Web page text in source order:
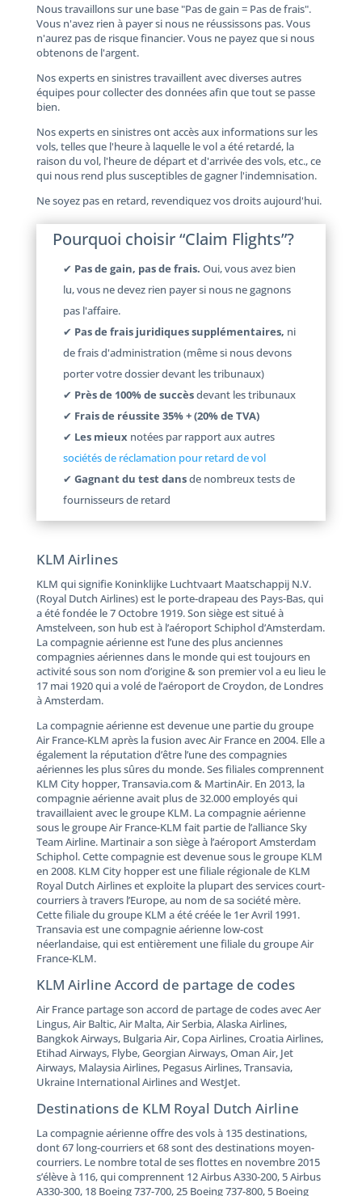
Nous travaillons sur une base "Pas de gain = Pas de frais".
Vous n'avez rien à payer si nous ne réussissons pas. Vous
n'aurez pas de risque financier. Vous ne payez que si nous
obtenons de l'argent.
Nos experts en sinistres travaillent avec diverses autres
équipes pour collecter des données afin que tout se passe
bien.
Nos experts en sinistres ont accès aux informations sur les
vols, telles que l'heure à laquelle le vol a été retardé, la
raison du vol, l'heure de départ et d'arrivée des vols, etc., ce
qui nous rend plus susceptibles de gagner l'indemnisation.
Ne soyez pas en retard, revendiquez vos droits aujourd'hui.
Pourquoi choisir “Claim Flights”?
✔ Pas de gain, pas de frais. Oui, vous avez bien
lu, vous ne devez rien payer si nous ne gagnons
pas l'affaire.
✔ Pas de frais juridiques supplémentaires, ni
de frais d'administration (même si nous devons
porter votre dossier devant les tribunaux)
✔ Près de 100% de succèsdevant les tribunaux
✔ Frais de réussite 35% + (20% de TVA)
✔ Les mieuxnotées par rapport aux autres
sociétés de réclamation pour retard de vol
✔ Gagnant du test dansde nombreux tests de
fournisseurs de retard
KLM Airlines
KLM qui signifie Koninklijke Luchtvaart Maatschappij N.V.
(Royal Dutch Airlines) est le porte-drapeau des Pays-Bas, qui
a été fondée le 7 Octobre 1919. Son siège est situé à
Amstelveen, son hub est à l’aéroport Schiphol d’Amsterdam.
La compagnie aérienne est l’une des plus anciennes
compagnies aériennes dans le monde qui est toujours en
activité sous son nom d’origine & son premier vol a eu lieu le
17 mai 1920 qui a volé de l’aéroport de Croydon, de Londres
à Amsterdam.
La compagnie aérienne est devenue une partie du groupe
Air France-KLM après la fusion avec Air France en 2004. Elle a
également la réputation d’être l’une des compagnies
aériennes les plus sûres du monde. Ses filiales comprennent
KLM City hopper, Transavia.com & MartinAir. En 2013, la
compagnie aérienne avait plus de 32.000 employés qui
travaillaient avec le groupe KLM. La compagnie aérienne
sous le groupe Air France-KLM fait partie de l’alliance Sky
Team Airline. Martinair a son siège à l’aéroport Amsterdam
Schiphol. Cette compagnie est devenue sous le groupe KLM
en 2008. KLM City hopper est une filiale régionale de KLM
Royal Dutch Airlines et exploite la plupart des services court-
courriers à travers l’Europe, au nom de sa société mère.
Cette filiale du groupe KLM a été créée le 1er Avril 1991.
Transavia est une compagnie aérienne low-cost
néerlandaise, qui est entièrement une filiale du groupe Air
France-KLM.
KLM Airline Accord de partage de codes
Air France partage son accord de partage de codes avec Aer
Lingus, Air Baltic, Air Malta, Air Serbia, Alaska Airlines,
Bangkok Airways, Bulgaria Air, Copa Airlines, Croatia Airlines,
Etihad Airways, Flybe, Georgian Airways, Oman Air, Jet
Airways, Malaysia Airlines, Pegasus Airlines, Transavia,
Ukraine International Airlines and WestJet.
Destinations de KLM Royal Dutch Airline
La compagnie aérienne offre des vols à 135 destinations,
dont 67 long-courriers et 68 sont des destinations moyen-
courriers. Le nombre total de ses flottes en novembre 2015
s’élève à 116, qui comprennent 12 Airbus A330-200, 5 Airbus
A330-300, 18 Boeing 737-700, 25 Boeing 737-800, 5 Boeing